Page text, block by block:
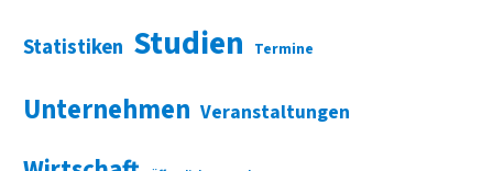
Statistiken Studien Termine
Unternehmen Veranstaltungen